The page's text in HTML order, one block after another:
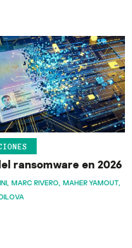
ransomware en 2026
MARC RIVERO MAHER YAMOUT